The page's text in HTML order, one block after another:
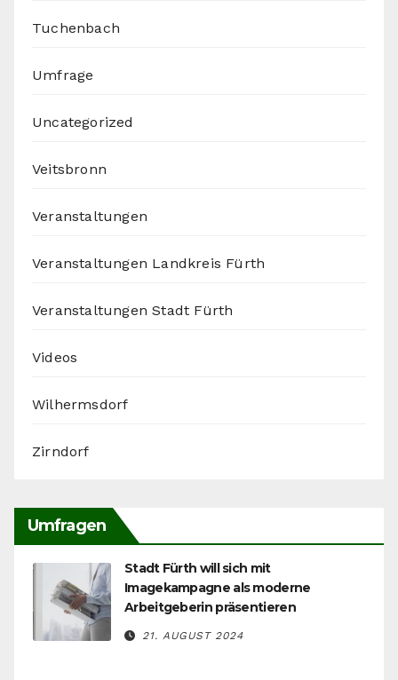
Tuchenbach
Umfrage
Uncategorized
Veitsbronn
Veranstaltungen
Veranstaltungen Landkreis Fürth
Veranstaltungen Stadt Fürth
Videos
Wilhermsdorf
Zirndorf
Umfragen
Stadt Fürth will sich mit
Imagekampagne als moderne
Arbeitgeberin präsentieren
21. AUGUST 2024